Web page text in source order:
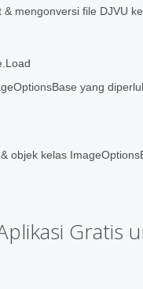
mengonversi file DJVU
yang
objek kelas
Gratis